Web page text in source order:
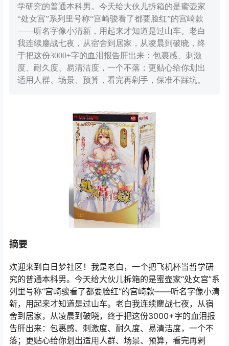
学研究的普通本科男。今天给大伙儿拆箱的是蜜壶家
“处女宫”系列里号称“宫崎骏看了都要脸红”的宫崎款
——听名字像小清新，用起来才知道是过山车。老白
我连续鏖战七夜，从宿舍到居家，从凌晨到破晓，终
于把这份3000+字的血泪报告肝出来：包裹感、刺激
度、耐久度、易清洁度，一个不落；更贴心给你划出
适用人群、场景、预算，看完再剁手，保准不踩坑。
摘要
欢迎来到白日梦社区！我是老白，一个把飞机杯当哲学研
究的普通本科男。今天给大伙儿拆箱的是蜜壶家“处女宫”系
列里号称“宫崎骏看了都要脸红”的宫崎款——听名字像小清
新，用起来才知道是过山车。老白我连续鏖战七夜，从宿
舍到居家，从凌晨到破晓，终于把这份3000+字的血泪报
告肝出来：包裹感、刺激度、耐久度、易清洁度，一个不
落；更贴心给你划出适用人群、场景、预算，看完再剁